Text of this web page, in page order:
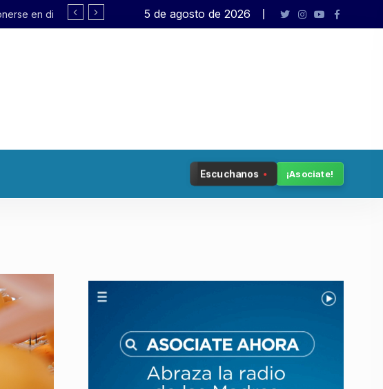
Modificación Ley de Tierras: «Los
5 de agosto de 2026
Escuchanos ¡Asociate!